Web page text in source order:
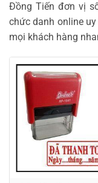
Đồng Tiến đơn vị
chức danh online
mọi khách hàng